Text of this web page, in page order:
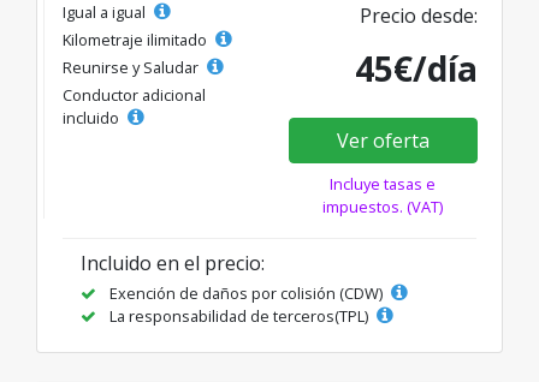
Igual a igual
Kilometraje ilimitado
Reunirse y Saludar
Conductor adicional
incluido
Precio desde:
45€/día
Ver oferta
Incluye tasas e
impuestos. (VAT)
Incluido en el precio:
Exención de daños por colisión (CDW)
La responsabilidad de terceros(TPL)